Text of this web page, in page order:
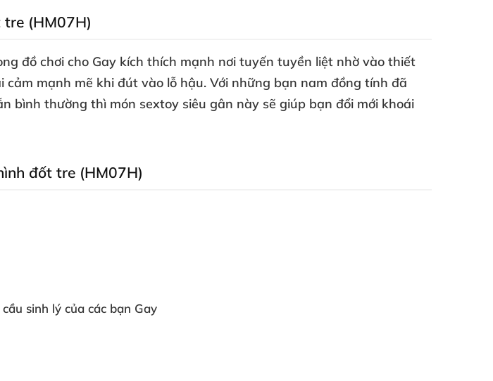
tre (HM07H)
đồ chơi cho Gay kích thích mạnh nơi tuyến tuyền liệt nhờ vào thiết
cảm mạnh mẽ khi đút vào lỗ hậu. Với những bạn nam đồng tính đã
bình thường thì món sextoy siêu gân này sẽ giúp bạn đổi mới khoái
đốt tre (HM07H)
sinh lý của các bạn Gay